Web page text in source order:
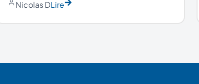
Nicolas DLire